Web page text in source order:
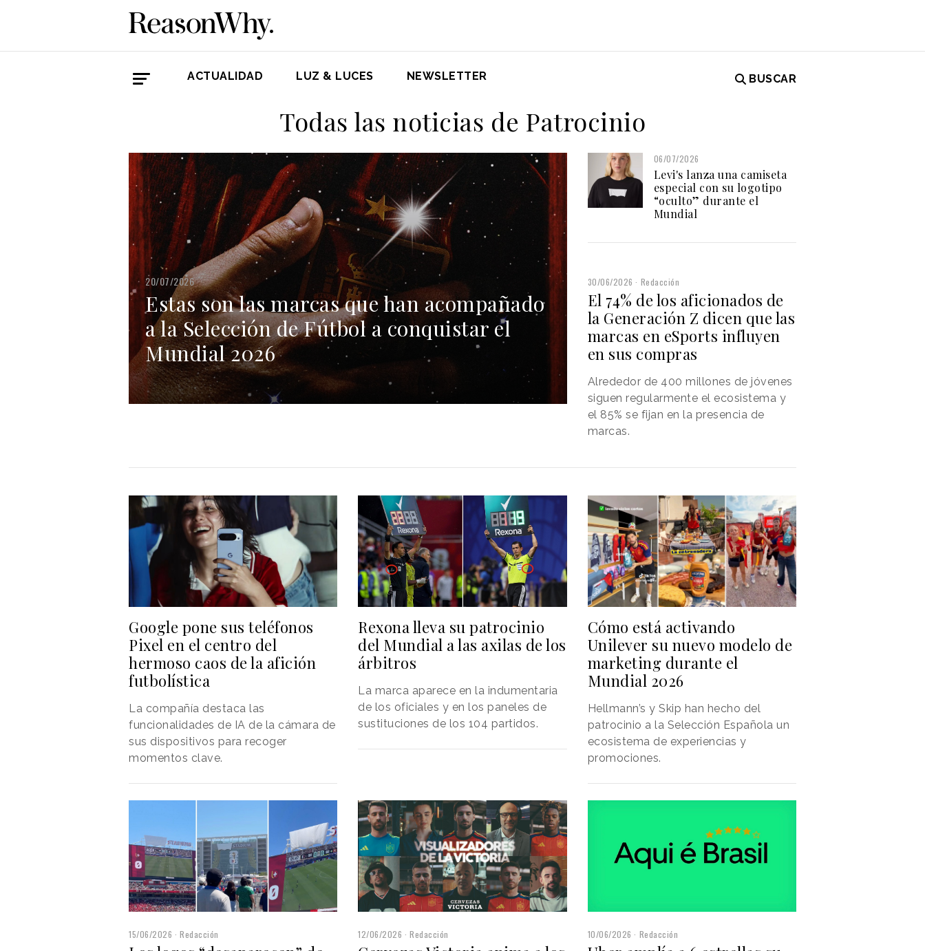
ACTUALIDAD LUZ & LUCES NEWSLETTER BUSCAR
Todas las noticias de Patrocinio
20/07/2026
Estas son las marcas que han acompañado
a la Selección de Fútbol a conquistar el
Mundial 2026
06/07/2026
Levi's lanza una camiseta
especial con su logotipo
“oculto” durante el
Mundial
30/06/2026 Redacción
El 74% de los aficionados de
la Generación Z dicen que las
marcas en eSports influyen
en sus compras
Alrededor de 400 millones de jóvenes
siguen regularmente el ecosistema y
el 85% se fijan en la presencia de
marcas.
Google pone sus teléfonos
Pixel en el centro del
hermoso caos de la afición
futbolística
La compañía destaca las
funcionalidades de IA de la cámara de
sus dispositivos para recoger
momentos clave.
Rexona lleva su patrocinio
del Mundial a las axilas de los
árbitros
La marca aparece en la indumentaria
de los oficiales y en los paneles de
sustituciones de los 104 partidos.
Cómo está activando
Unilever su nuevo modelo de
marketing durante el
Mundial 2026
Hellmann’s y Skip han hecho del
patrocinio a la Selección Española un
ecosistema de experiencias y
promociones.
15/06/2026 Redacción 12/06/2026 Redacción 10/06/2026 Redacción